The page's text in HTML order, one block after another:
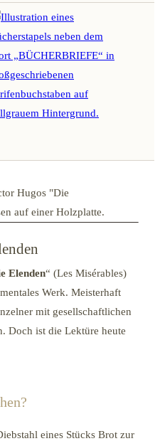
Elenden“ (Les Misérables)
Werk. Meisterhaft
mit gesellschaftlichen
Doch ist die Lektüre heute
eines Stücks Brot zur